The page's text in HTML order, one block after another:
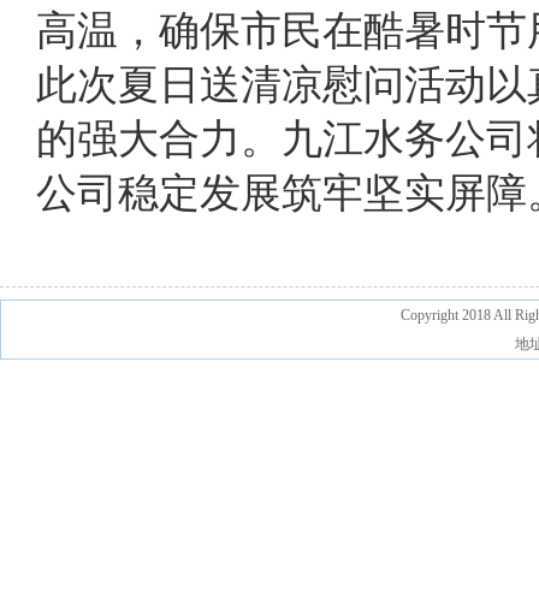
高温，确保市民在酷暑时
此次夏日送清凉慰问活动
的强大合力。九江水务公
公司稳定发展筑牢坚实屏障
Copyright 2018 All
地